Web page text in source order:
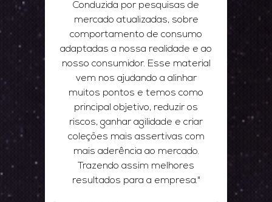
Conduzida por pesquisas de
mercado atualizadas, sobre
comportamento de consumo
adaptadas a nossa realidade e ao
nosso consumidor. Esse material
vem nos ajudando a alinhar
muitos pontos e temos como
principal objetivo, reduzir os
riscos, ganhar agilidade e criar
coleções mais assertivas com
mais aderência ao mercado.
Trazendo assim melhores
resultados para a empresa."